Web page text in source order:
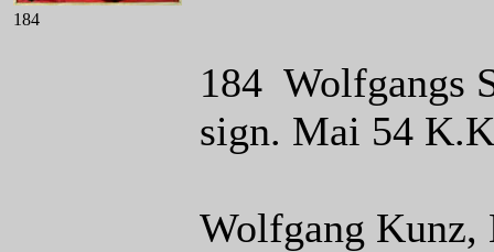
184
184 Wolfgangs
sign. Mai 54
Wolfgang Kunz,